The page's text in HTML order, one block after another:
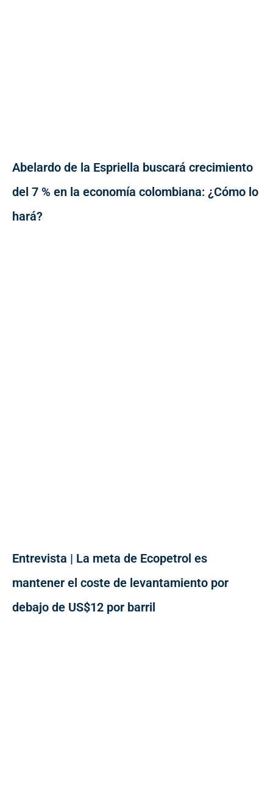
Abelardo de la Espriella buscará crecimiento
del 7 % en la economía colombiana: ¿Cómo lo
hará?
Entrevista | La meta de Ecopetrol es
mantener el coste de levantamiento por
debajo de US$12 por barril